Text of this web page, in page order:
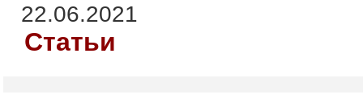
22.06.2021
Статьи